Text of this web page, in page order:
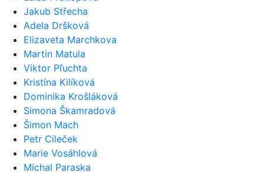
Jakub Střecha
Adela Dršková
Elizaveta Marchkova
Martin Matula
Viktor Pľuchta
Kristína Kilíková
Dominika Krošláková
Simona Škamradová
Šimon Mach
Petr Cileček
Marie Vosáhlová
Michal Paraska